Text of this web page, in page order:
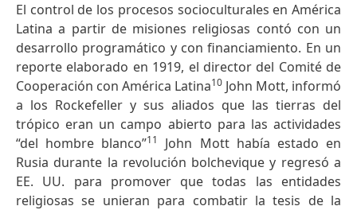
El control de los procesos socioculturales en América
Latina a partir de misiones religiosas contó con un
desarrollo programático y con financiamiento. En un
reporte elaborado en 1919, el director del Comité de
Cooperación con América Latina10 John Mott, informó
a los Rockefeller y sus aliados que las tierras del
trópico eran un campo abierto para las actividades
“del hombre blanco”11
John Mott había estado en
Rusia durante la revolución bolchevique y regresó a
EE. UU. para promover que todas las entidades
religiosas se unieran para combatir la tesis de la